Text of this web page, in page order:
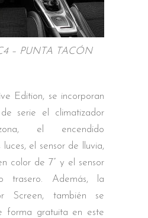
– PUNTA TACÓN
Edition, se incorporan
serie el climatizador
el encendido
el sensor de lluvia,
color de 7” y el sensor
trasero. Además, la
Screen, también se
forma gratuita en este